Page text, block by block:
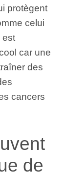
protègent
celui
est
car une
des
cancers
de